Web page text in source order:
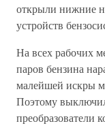
открыли нижние
устройств
На всех рабочих
паров бензина
малейшей искры
Поэтому
преобразователи